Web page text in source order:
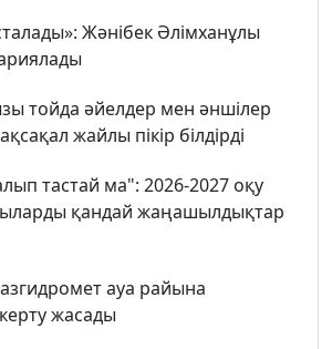
Жәнібек Әлімханұлы
тойда әйелдер мен әншілер
жайлы пікір білдірді
тастай ма": 2026-2027 оқу
қандай жаңашылдықтар
ауа райына
жасады